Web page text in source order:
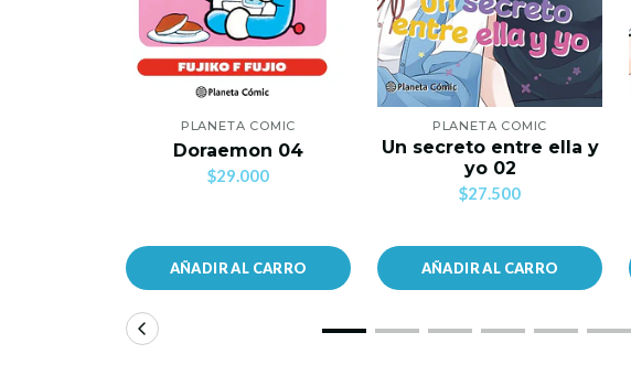
PLANETA COMIC
Doraemon 04
$29.000
AÑADIR AL CARRO
PLANETA COMIC
Un secreto entre ella y
yo 02
$27.500
AÑADIR AL CARRO